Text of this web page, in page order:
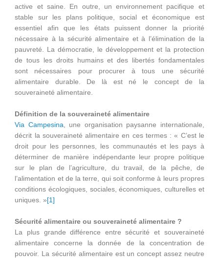
active et saine. En outre, un environnement pacifique et
stable sur les plans politique, social et économique est
essentiel afin que les états puissent donner la priorité
nécessaire à la sécurité alimentaire et à l’élimination de la
pauvreté. La démocratie, le développement et la protection
de tous les droits humains et des libertés fondamentales
sont nécessaires pour procurer à tous une sécurité
alimentaire durable. De là est né le concept de la
souveraineté alimentaire.
Définition de la souveraineté alimentaire
Via Campesina , une organisation paysanne internationale,
décrit la souveraineté alimentaire en ces termes : « C’est le
droit pour les personnes, les communautés et les pays à
déterminer de manière indépendante leur propre politique
sur le plan de l’agriculture, du travail, de la pêche, de
l’alimentation et de la terre, qui soit conforme à leurs propres
conditions écologiques, sociales, économiques, culturelles et
uniques. » [1]
Sécurité alimentaire ou souveraineté alimentaire ?
La plus grande différence entre sécurité et souveraineté
alimentaire concerne la donnée de la concentration de
pouvoir. La sécurité alimentaire est un concept assez neutre